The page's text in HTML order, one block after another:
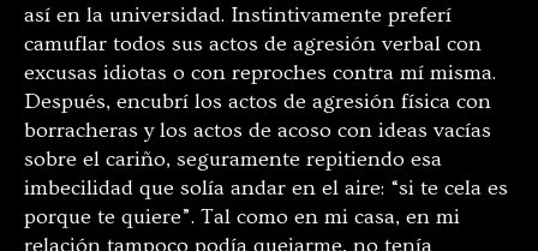
así en la universidad. Instintivamente preferí
camuflar todos sus actos de agresión verbal con
excusas idiotas o con reproches contra mí misma.
Después, encubrí los actos de agresión física con
borracheras y los actos de acoso con ideas vacías
sobre el cariño, seguramente repitiendo esa
imbecilidad que solía andar en el aire: “si te cela es
porque te quiere”. Tal como en mi casa, en mi
relación tampoco podía quejarme, no tenía